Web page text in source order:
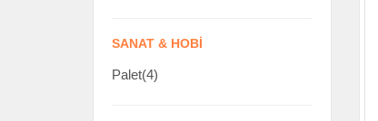
SANAT & HOBI
Palet(4)